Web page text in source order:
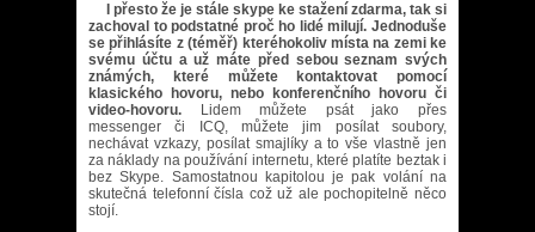
I přesto že je stále skype ke stažení zdarma, tak si
zachoval to podstatné proč ho lidé milují. Jednoduše
se přihlásíte z (téměř) kteréhokoliv místa na zemi ke
svému účtu a už máte před sebou seznam svých
známých, které můžete kontaktovat pomocí
klasického hovoru, nebo konferenčního hovoru či
video-hovoru. Lidem můžete psát jako přes
messenger či ICQ, můžete jim posílat soubory,
nechávat vzkazy, posílat smajlíky a to vše vlastně jen
za náklady na používání internetu, které platíte beztak i
bez Skype. Samostatnou kapitolou je pak volání na
skutečná telefonní čísla což už ale pochopitelně něco
stojí.